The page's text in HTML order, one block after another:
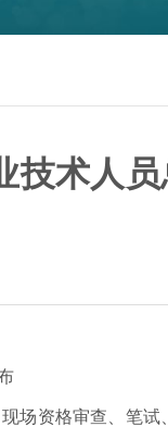
技术人
资格审查、笔试